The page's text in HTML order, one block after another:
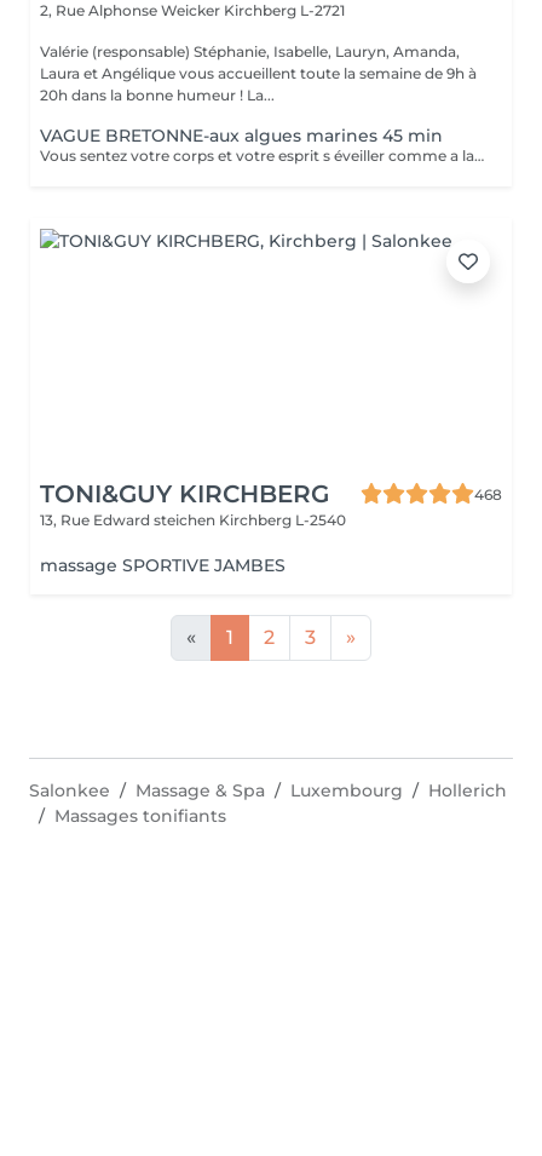
2, Rue Alphonse Weicker Kirchberg L-2721
Valérie (responsable) Stéphanie, Isabelle, Lauryn, Amanda,
Laura et Angélique vous accueillent toute la semaine de 9h à
20h dans la bonne humeur ! La...
VAGUE BRETONNE-aux algues marines 45 min
Vous sentez votre corps et votre esprit s éveiller comme a la suite d un bain dans l OCEAN. Vous vous tonicité et leur confort. sentez légère et revitalisée. Vos jambes retrouvent leur tonicité et leur confort
TONI&GUY KIRCHBERG
468
13, Rue Edward steichen Kirchberg L-2540
massage SPORTIVE JAMBES
« 1 2 3 »
Salonkee Massage & Spa Luxembourg
Hollerich
Massages tonifiants